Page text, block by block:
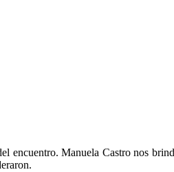
encuentro. Manuela Castro nos